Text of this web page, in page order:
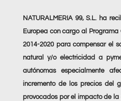
NATURALMERIA 99, S.L. ha
Europea con cargo al
2014-2020 para compensar el
natural y/o electricidad a
autónomas especialmente
incremento de los precios del
provocados por el impacto de